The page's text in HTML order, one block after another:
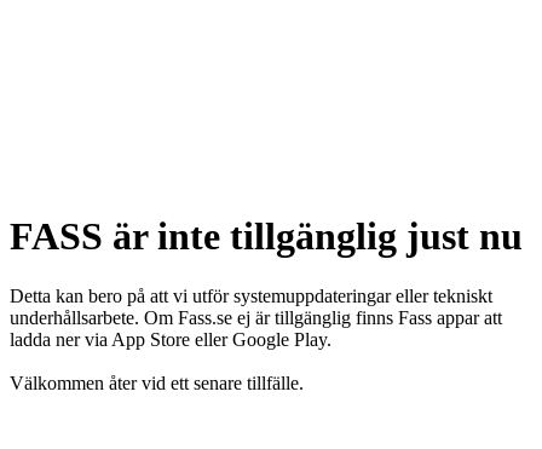
FASS är inte tillgänglig just nu
Detta kan bero på att vi utför systemuppdateringar eller tekniskt
underhållsarbete. Om Fass.se ej är tillgänglig finns Fass appar att
ladda ner via App Store eller Google Play.
Välkommen åter vid ett senare tillfälle.